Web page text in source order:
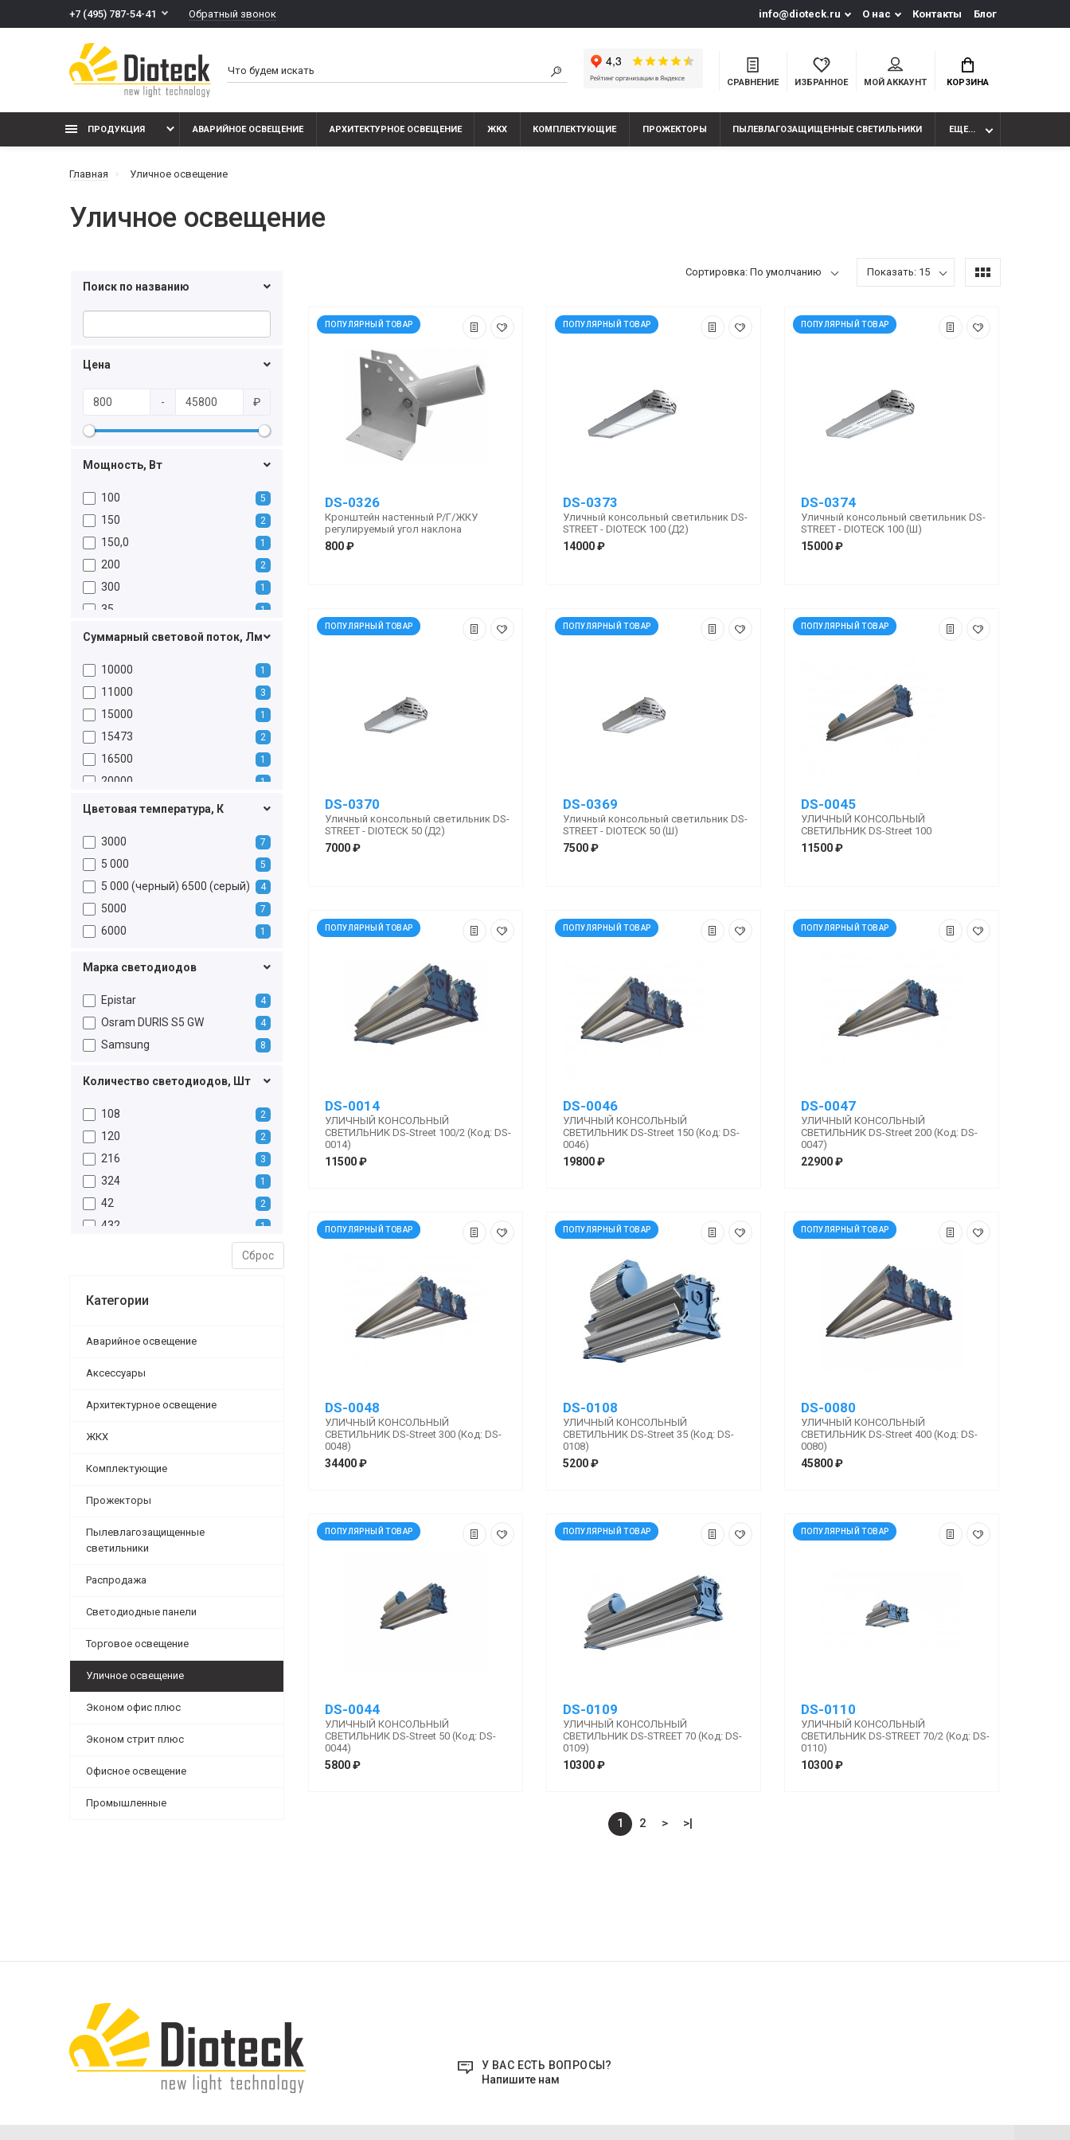
+7 (495) 787-54-41 Обратный звонок info@dioteck.ru О нас Контакты Блог
СРАВНЕНИЕ ИЗБРАННОЕ МОЙ АККАУНТ КОРЗИНА
ПРОДУКЦИЯ АВАРИЙНОЕ ОСВЕЩЕНИЕ АРХИТЕКТУРНОЕ ОСВЕЩЕНИЕ ЖКХ КОМПЛЕКТУЮЩИЕ ПРОЖЕКТОРЫ ПЫЛЕВЛАГОЗАЩИЩЕННЫЕ СВЕТИЛЬНИКИ ЕЩЕ...
Главная Уличное освещение
Уличное освещение
Поиск по названию
Цена
- ₽
Мощность, Вт
100 5
150 2
150,0 1
200 2
300 1
35 1
1
48,8 2
50 1
60 1
70 3
99 2
Суммарный световой поток, Лм
10000 1
11000 3
15000 1
15473 2
16500 1
20000 1
1
4080 1
44000 1
4800 1
5050 1
6000 1
Цветовая температура, К
3000 7
5 000 5
5 000 (черный) 6500 (серый) 4
5000 7
6000 1
Марка светодиодов
Epistar 4
Osram DURIS S5 GW 4
Samsung 8
Количество светодиодов, Шт
108 2
120 2
216 3
324 1
42 2
432 1
1
Сброс
Категории
Аварийное освещение
Аксессуары
Архитектурное освещение
ЖКХ
Комплектующие
Прожекторы
Пылевлагозащищенные
светильники
Распродажа
Светодиодные панели
Торговое освещение
Уличное освещение
Эконом офис плюс
Эконом стрит плюс
Офисное освещение
Промышленные
Сортировка: По умолчанию Показать: 15
ПОПУЛЯРНЫЙ ТОВАР
DS-0326
Кронштейн настенный Р/Г/ЖКУ
регулируемый угол наклона
800 ₽
ПОПУЛЯРНЫЙ ТОВАР
DS-0373
Уличный консольный светильник DS-
STREET - DIOTECK 100 (Д2)
14000 ₽
ПОПУЛЯРНЫЙ ТОВАР
DS-0374
Уличный консольный светильник DS-
STREET - DIOTECK 100 (Ш)
15000 ₽
ПОПУЛЯРНЫЙ ТОВАР
DS-0370
Уличный консольный светильник DS-
STREET - DIOTECK 50 (Д2)
7000 ₽
ПОПУЛЯРНЫЙ ТОВАР
DS-0369
Уличный консольный светильник DS-
STREET - DIOTECK 50 (Ш)
7500 ₽
ПОПУЛЯРНЫЙ ТОВАР
DS-0045
УЛИЧНЫЙ КОНСОЛЬНЫЙ
СВЕТИЛЬНИК DS-Street 100
11500 ₽
ПОПУЛЯРНЫЙ ТОВАР
DS-0014
УЛИЧНЫЙ КОНСОЛЬНЫЙ
СВЕТИЛЬНИК DS-Street 100/2 (Код: DS-
0014)
11500 ₽
ПОПУЛЯРНЫЙ ТОВАР
DS-0046
УЛИЧНЫЙ КОНСОЛЬНЫЙ
СВЕТИЛЬНИК DS-Street 150 (Код: DS-
0046)
19800 ₽
ПОПУЛЯРНЫЙ ТОВАР
DS-0047
УЛИЧНЫЙ КОНСОЛЬНЫЙ
СВЕТИЛЬНИК DS-Street 200 (Код: DS-
0047)
22900 ₽
ПОПУЛЯРНЫЙ ТОВАР
DS-0048
УЛИЧНЫЙ КОНСОЛЬНЫЙ
СВЕТИЛЬНИК DS-Street 300 (Код: DS-
0048)
34400 ₽
ПОПУЛЯРНЫЙ ТОВАР
DS-0108
УЛИЧНЫЙ КОНСОЛЬНЫЙ
СВЕТИЛЬНИК DS-Street 35 (Код: DS-
0108)
5200 ₽
ПОПУЛЯРНЫЙ ТОВАР
DS-0080
УЛИЧНЫЙ КОНСОЛЬНЫЙ
СВЕТИЛЬНИК DS-Street 400 (Код: DS-
0080)
45800 ₽
ПОПУЛЯРНЫЙ ТОВАР
DS-0044
УЛИЧНЫЙ КОНСОЛЬНЫЙ
СВЕТИЛЬНИК DS-Street 50 (Код: DS-
0044)
5800 ₽
ПОПУЛЯРНЫЙ ТОВАР
DS-0109
УЛИЧНЫЙ КОНСОЛЬНЫЙ
СВЕТИЛЬНИК DS-STREET 70 (Код: DS-
0109)
10300 ₽
ПОПУЛЯРНЫЙ ТОВАР
DS-0110
УЛИЧНЫЙ КОНСОЛЬНЫЙ
СВЕТИЛЬНИК DS-STREET 70/2 (Код: DS-
0110)
10300 ₽
1 2 > >|
У ВАС ЕСТЬ ВОПРОСЫ?
Напишите нам